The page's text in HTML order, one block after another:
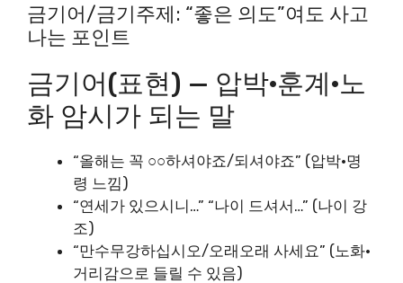
금기어/금기주제: “좋은 의도”여도 사고
나는 포인트
금기어(표현) — 압박·훈계·노
화 암시가 되는 말
“올해는 꼭 ○○하셔야죠/되셔야죠” (압박·명
령 느낌)
“연세가 있으시니…” “나이 드셔서…” (나이 강
조)
“만수무강하십시오/오래오래 사세요” (노화·
거리감으로 들릴 수 있음)